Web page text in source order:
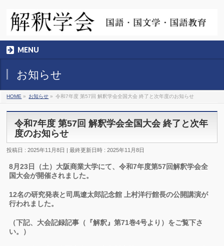
MENU
お知らせ
HOME » お知らせ » 令和7年度 第57回 解釈学会全国大会 終了と次年度のお知らせ
令和7年度 第57回 解釈学会全国大会 終了と次年
度のお知らせ
投稿日 : 2025年11月8日 最終更新日時 : 2025年11月8日
8月23日（土）大阪商業大学にて、令和7年度第57回解釈学会全
国大会が開催されました。
12名の研究発表と司馬遼太郎記念館 上村洋行館長の公開講演が
行われました。
（下記、大会記録記事（『解釈』第71巻4号より）をご覧下さ
い。）